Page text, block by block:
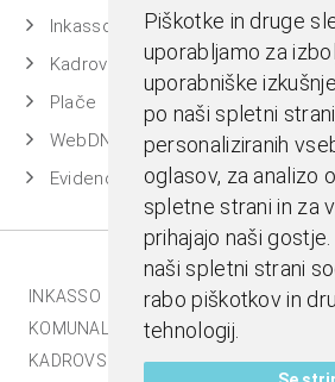
Piškotke in druge
uporabljamo za
uporabniške
po naši spletni
personaliziranih
oglasov, za analizo
spletne strani in za
prihajajo naši
naši spletni strani
rabo piškotkov in
tehnologij.
Inkasso
Kadrovska evidenca
Plače
WebDN
Evidenca časa
INKASSO | EKOLOG | BASS BI |
KOMUNALA.INFO |
E-RAČUNI |
KADROVSKI PAKET |